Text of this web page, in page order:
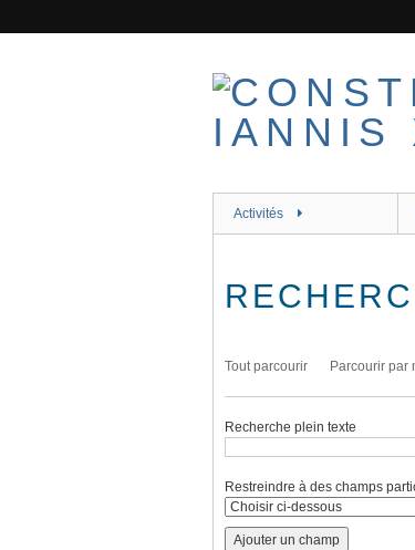
Activités
Tout parcourir Parcourir par
Recherche plein texte
Restreindre à des champs
Ajouter un champ